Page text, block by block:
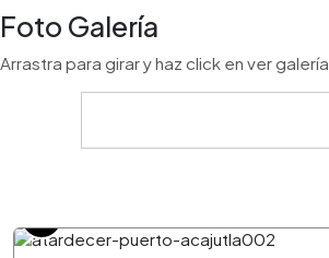
Foto Galería
Arrastra para girar y haz click en ver galería